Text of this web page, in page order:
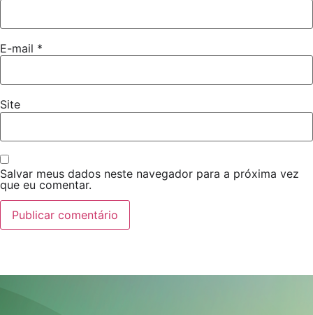
E-mail *
Site
Salvar meus dados neste navegador para a próxima vez
que eu comentar.